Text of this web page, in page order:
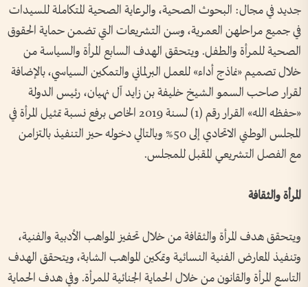
جديد في مجال: البحوث الصحية، والرعاية الصحية المتكاملة للسيدات
في جميع مراحلهن العمرية، وسن التشريعات التي تضمن حماية الحقوق
الصحية للمرأة والطفل. ويتحقق الهدف السابع المرأة والسياسة من
خلال تصميم «نماذج أداء» للعمل البرلماني والتمكين السياسي، بالإضافة
لقرار صاحب السمو الشيخ خليفة بن زايد آل نهيان، رئيس الدولة
«حفظه الله» القرار رقم (1) لسنة 2019 الخاص برفع نسبة تمثيل المرأة في
المجلس الوطني الاتحادي إلى 50% وبالتالي دخوله حيز التنفيذ بالتزامن
مع الفصل التشريعي المقبل للمجلس.
المرأة والثقافة
ويتحقق هدف المرأة والثقافة من خلال تحفيز المواهب الأدبية والفنية،
وتنفيذ المعارض الفنية النسائية وتمكين المواهب الشابة، ويتحقق الهدف
التاسع المرأة والقانون من خلال الحماية الجنائية للمرأة. وفي هدف الحماية